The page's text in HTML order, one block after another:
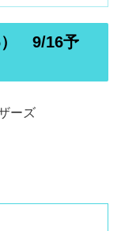
） 9/16予
ーズ